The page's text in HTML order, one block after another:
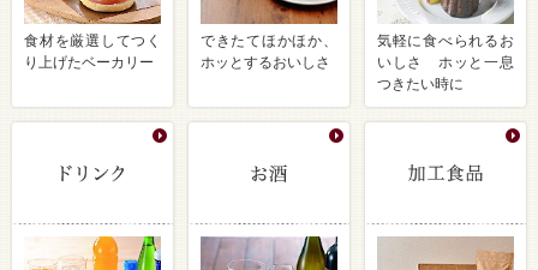
食材を厳選してつく
り上げたベーカリー
できたてほかほか、
ホッとするおいしさ
気軽に食べられるお
いしさ ホッと一息
つきたい時に